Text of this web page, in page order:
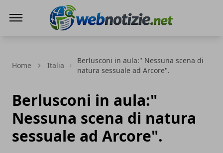
Home Italia
Berlusconi in aula:" Nessuna scena di
natura sessuale ad Arcore".
Berlusconi in aula:"
Nessuna scena di natura
sessuale ad Arcore".